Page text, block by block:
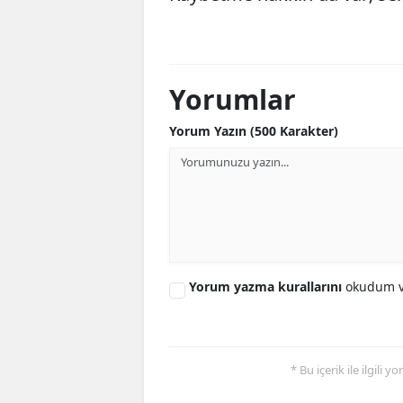
Yorumlar
Yorum Yazın (500 Karakter)
Yorum yazma kurallarını okudum
* Bu içerik ile ilgili